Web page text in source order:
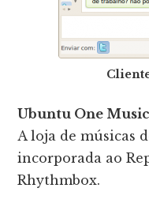
Ubuntu One
A loja de músicas
incorporada ao
Rhythmbox.